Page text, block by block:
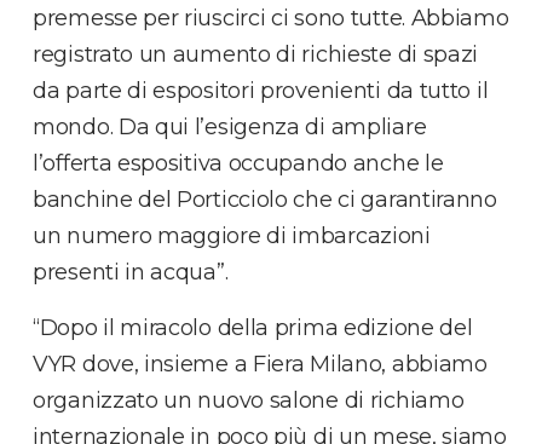
premesse per riuscirci ci sono tutte. Abbiamo
registrato un aumento di richieste di spazi
da parte di espositori provenienti da tutto il
mondo. Da qui l’esigenza di ampliare
l’offerta espositiva occupando anche le
banchine del Porticciolo che ci garantiranno
un numero maggiore di imbarcazioni
presenti in acqua”.
“Dopo il miracolo della prima edizione del
VYR dove, insieme a Fiera Milano, abbiamo
organizzato un nuovo salone di richiamo
internazionale in poco più di un mese, siamo